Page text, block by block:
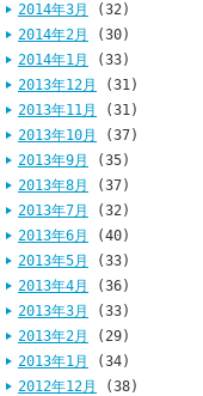
2014年3月
(32)
2014年2月
(30)
2014年1月
(33)
2013年12月
(31)
2013年11月
(31)
2013年10月
(37)
2013年9月
(35)
2013年8月
(37)
2013年7月
(32)
2013年6月
(40)
2013年5月
(33)
2013年4月
(36)
2013年3月
(33)
2013年2月
(29)
2013年1月
(34)
2012年12月
(38)